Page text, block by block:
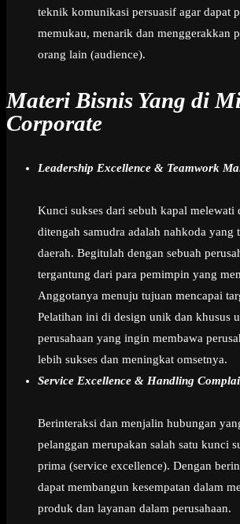
teknik komunikasi persuasif agar dapat
memukau, menarik dan menggerakkan
orang lain (audience).
Materi Bisnis Yang di
Corporate
Leadership Excellence & Teamwork
Kunci sukses dari sebuh kapal melewati
ditengah samudra adalah nahkoda yang
daerah. Begitulah dengan sebuah
tergantung dari para pemimpin yang
Anggotanya menuju tujuan mencapai
Pelatihan ini di design unik dan khusus
perusahaan yang ingin membawa
lebih sukses dan meningkat omsetnya.
Service Excellence & Handling
Berinteraksi dan menjalin hubungan
pelanggan merupakan salah satu kunci
prima (service excellence). Dengan
dapat membangun kesempatan dalam
produk dan layanan dalam perusahaan.